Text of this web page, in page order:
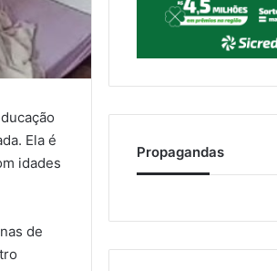
Ela é
idades
de
Propagandas